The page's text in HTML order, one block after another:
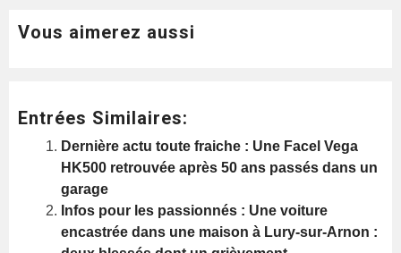
Vous aimerez aussi
Entrées Similaires:
Dernière actu toute fraiche : Une Facel Vega
HK500 retrouvée après 50 ans passés dans un
garage
Infos pour les passionnés : Une voiture
encastrée dans une maison à Lury-sur-Arnon :